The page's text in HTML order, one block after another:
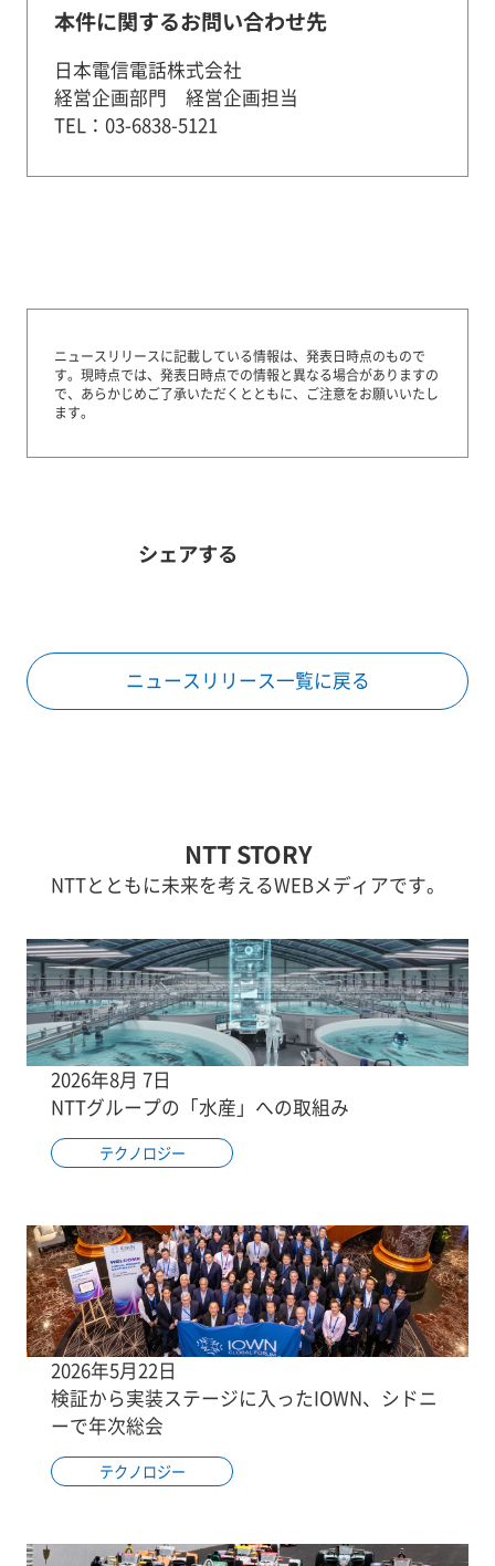
本件に関するお問い合わせ先
日本電信電話株式会社
経営企画部門 経営企画担当
TEL：03-6838-5121
ニュースリリースに記載している情報は、発表日時点のもので
す。 現時点では、発表日時点での情報と異なる場合がありますの
で、あらかじめご了承いただくとともに、ご注意をお願いいたし
ます。
シェアする
ニュースリリース一覧に戻る
NTT STORY
NTTとともに未来を考えるWEBメディアです。
2026年8月 7日
NTTグループの「水産」への取組み
テクノロジー
2026年5月22日
検証から実装ステージに入ったIOWN、シドニ
ーで年次総会
テクノロジー